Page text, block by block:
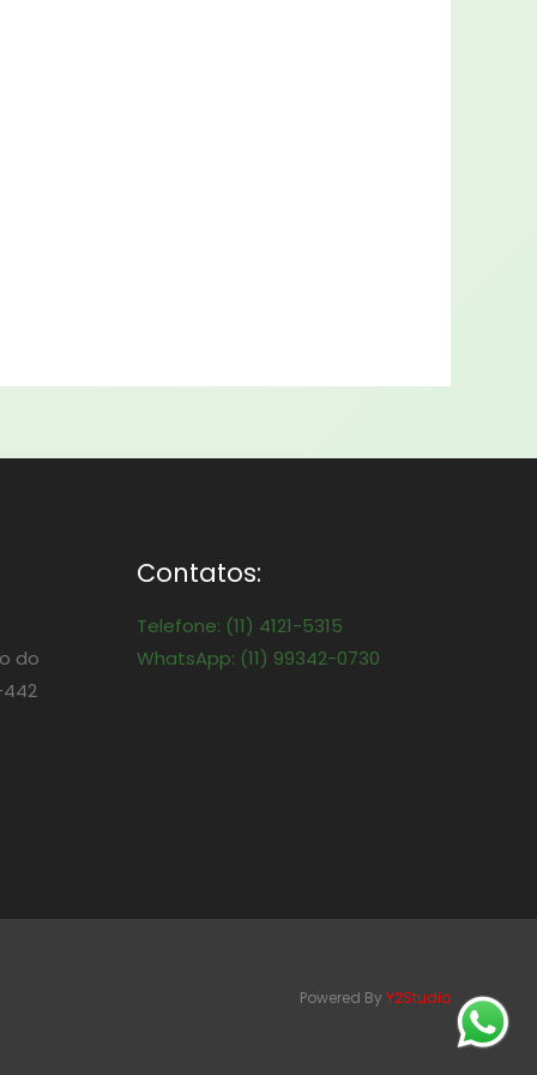
do
442
Contatos:
Telefone: (11) 4121-5315
WhatsApp: (11) 99342-0730
Powered ByY2Studio